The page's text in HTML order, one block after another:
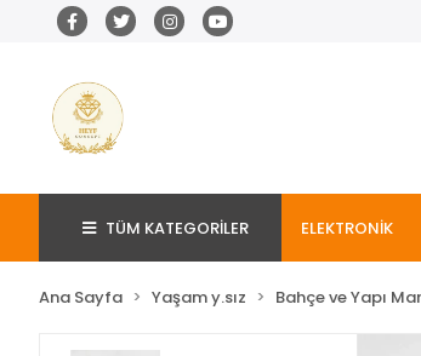
TÜM KATEGORİLER ELEKTRONİK
Ana Sayfa Yaşam y.sız Bahçe ve Yapı